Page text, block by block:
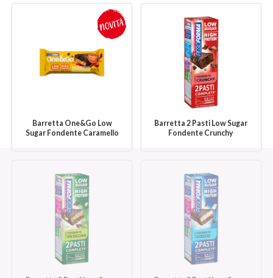
Barretta One&Go Low
Sugar Fondente Caramello
Barretta 2 Pasti Low Sugar
Fondente Crunchy